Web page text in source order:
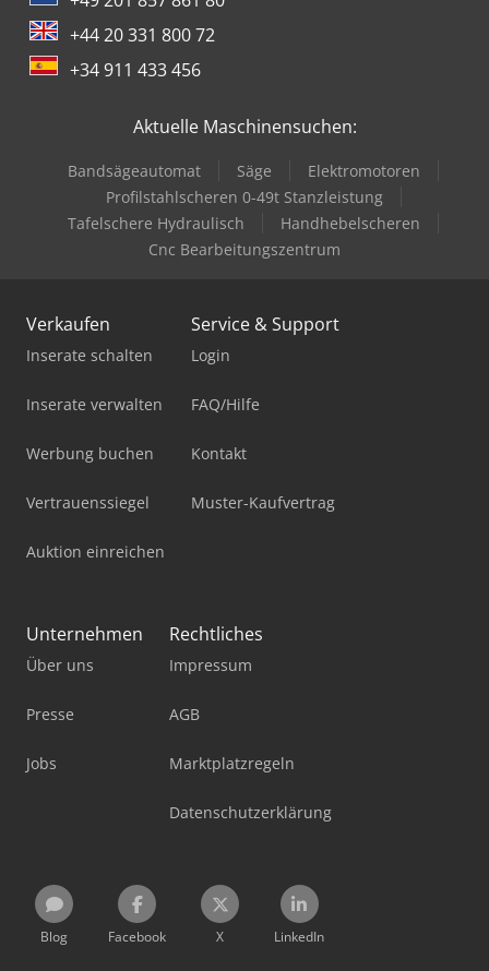
+44 20 331 800 72
+34 911 433 456
Aktuelle Maschinensuchen:
Bandsägeautomat Säge
Elektromotoren
Profilstahlscheren 0-49t Stanzleistung
Tafelschere Hydraulisch
Handhebelscheren
Cnc Bearbeitungszentrum
Verkaufen
Inserate schalten
Inserate verwalten
Werbung buchen
Vertrauenssiegel
Auktion einreichen
Service & Support
Login
FAQ/Hilfe
Kontakt
Muster-Kaufvertrag
Unternehmen
Über uns
Presse
Jobs
Rechtliches
Impressum
AGB
Marktplatzregeln
Datenschutzerklärung
Blog Facebook X LinkedIn